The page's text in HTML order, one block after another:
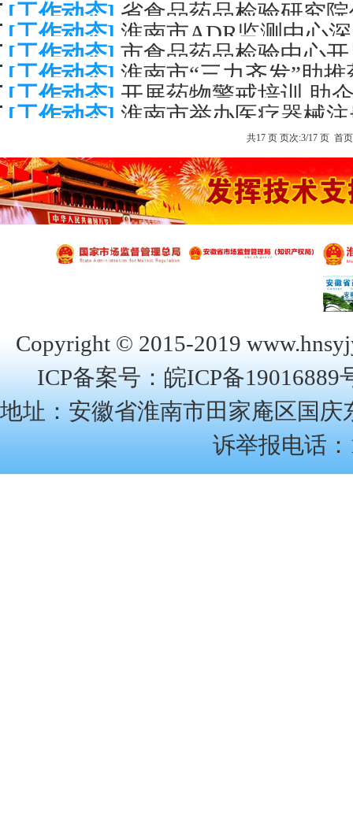
反应业务知识培训
[工作动态] 省食品药品检验研究
[工作动态] 淮南市ADR监测中心
知识专题培训
[工作动态] 市食品药品检验中心
[工作动态] 淮南市“三力齐发”助
[工作动态] 开展药物警戒培训 助
可持有人不良反应监测培训班
[工作动态] 淮南市举办医疗器械
共17 页 页次:3/17 页 首页
Copyright © 2015-2019
ICP备案号： 皖ICP备19016889
地址：安徽省淮南市田家庵区国庆
诉举报电话